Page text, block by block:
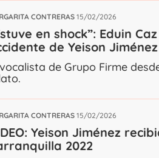
CONTRERAS15/02/2026
en shock”: Eduin
de Yeison Jiménez
de Grupo Firme
CONTRERAS15/02/2026
Yeison Jiménez
2022